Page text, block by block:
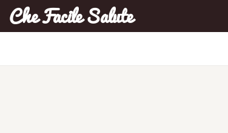
Che Facile Salute